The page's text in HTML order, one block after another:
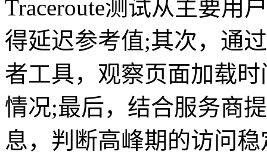
Traceroute测试从主要用
得延迟参考值;其次，通
者工具，观察页面加载
情况;最后，结合服务商
息，判断高峰期的访问